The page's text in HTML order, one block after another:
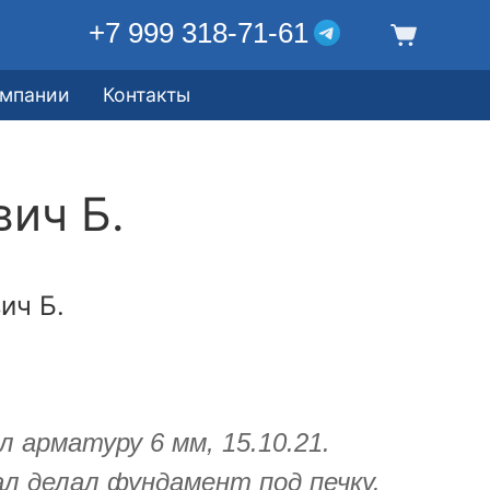
+7 999 318-71-61
Контакты
Б.
Б.
арматуру 6 мм, 15.10.21.
делал фундамент под печку.